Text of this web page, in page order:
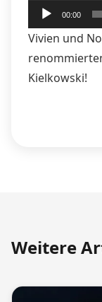
Audio-
Player
00:00
Vivien und
Kielkowski!
Weitere